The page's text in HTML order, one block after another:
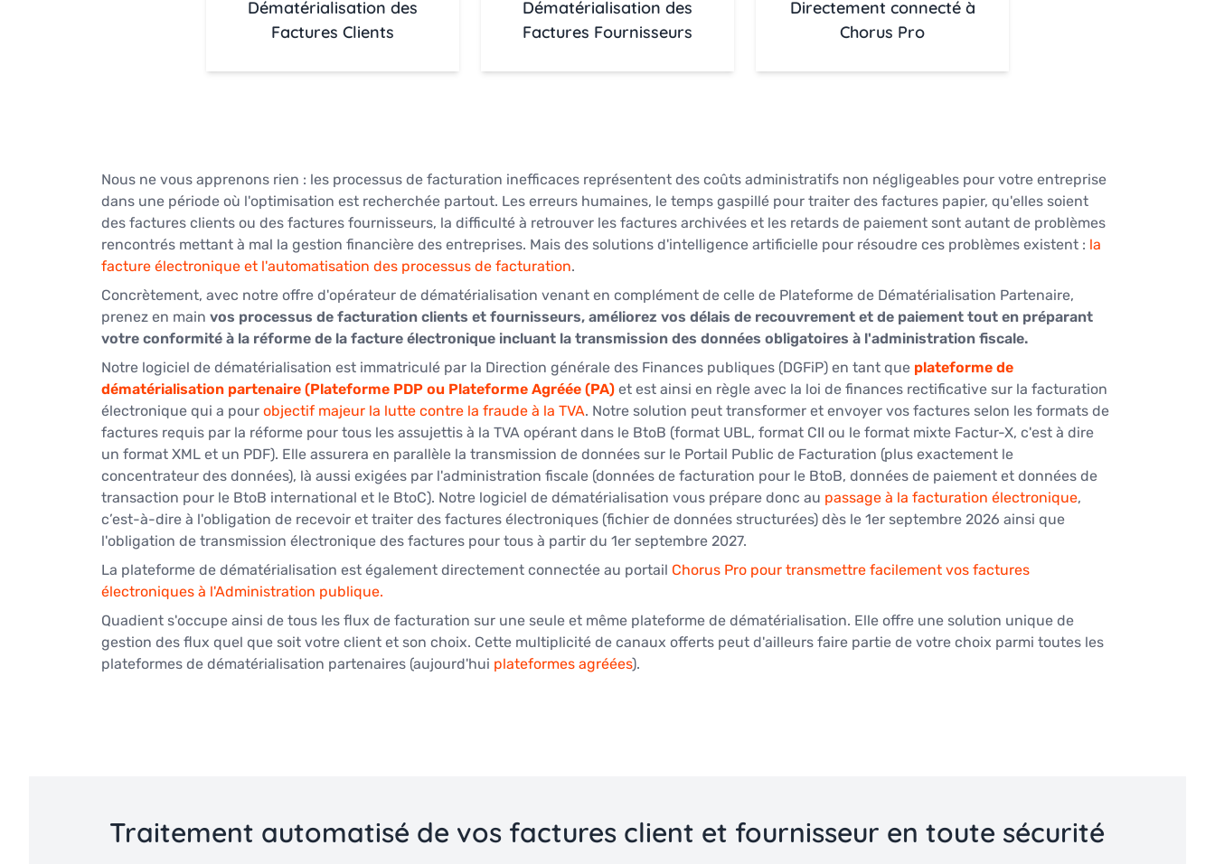
Dématérialisation des
Factures Clients
Dématérialisation des
Factures Fournisseurs
Directement connecté à
Chorus Pro
Nous ne vous apprenons rien : les processus de facturation inefficaces représentent des coûts administratifs non négligeables pour votre entreprise
dans une période où l'optimisation est recherchée partout. Les erreurs humaines, le temps gaspillé pour traiter des factures papier, qu'elles soient
des factures clients ou des factures fournisseurs, la difficulté à retrouver les factures archivées et les retards de paiement sont autant de problèmes
rencontrés mettant à mal la gestion financière des entreprises. Mais des solutions d'intelligence artificielle pour résoudre ces problèmes existent : la
facture électronique et l'automatisation des processus de facturation.
Concrètement, avec notre offre d'opérateur de dématérialisation venant en complément de celle de Plateforme de Dématérialisation Partenaire,
prenez en main vos processus de facturation clients et fournisseurs, améliorez vos délais de recouvrement et de paiement tout en préparant
votre conformité à la réforme de la facture électronique incluant la transmission des données obligatoires à l'administration fiscale.
Notre logiciel de dématérialisation est immatriculé par la Direction générale des Finances publiques (DGFiP) en tant que plateforme de
dématérialisation partenaire (Plateforme PDP ou Plateforme Agréée (PA) et est ainsi en règle avec la loi de finances rectificative sur la facturation
électronique qui a pour objectif majeur la lutte contre la fraude à la TVA. Notre solution peut transformer et envoyer vos factures selon les formats de
factures requis par la réforme pour tous les assujettis à la TVA opérant dans le BtoB (format UBL, format CII ou le format mixte Factur-X, c'est à dire
un format XML et un PDF). Elle assurera en parallèle la transmission de données sur le Portail Public de Facturation (plus exactement le
concentrateur des données), là aussi exigées par l'administration fiscale (données de facturation pour le BtoB, données de paiement et données de
transaction pour le BtoB international et le BtoC). Notre logiciel de dématérialisation vous prépare donc au passage à la facturation électronique,
c’est-à-dire à l'obligation de recevoir et traiter des factures électroniques (fichier de données structurées) dès le 1er septembre 2026 ainsi que
l'obligation de transmission électronique des factures pour tous à partir du 1er septembre 2027.
La plateforme de dématérialisation est également directement connectée au portail Chorus Pro pour transmettre facilement vos factures
électroniques à l'Administration publique.
Quadient s'occupe ainsi de tous les flux de facturation sur une seule et même plateforme de dématérialisation. Elle offre une solution unique de
gestion des flux quel que soit votre client et son choix. Cette multiplicité de canaux offerts peut d'ailleurs faire partie de votre choix parmi toutes les
plateformes de dématérialisation partenaires (aujourd'hui plateformes agréées).
Traitement automatisé de vos factures client et fournisseur en toute sécurité